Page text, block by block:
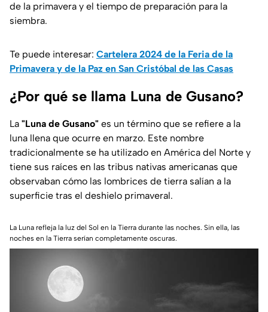
de la primavera y el tiempo de preparación para la
siembra.
Te puede interesar: Cartelera 2024 de la Feria de la
Primavera y de la Paz en San Cristóbal de las Casas
¿Por qué se llama Luna de Gusano?
La "Luna de Gusano" es un término que se refiere a la
luna llena que ocurre en marzo. Este nombre
tradicionalmente se ha utilizado en América del Norte y
tiene sus raíces en las tribus nativas americanas que
observaban cómo las lombrices de tierra salían a la
superficie tras el deshielo primaveral.
La Luna refleja la luz del Sol en la Tierra durante las noches. Sin ella, las
noches en la Tierra serían completamente oscuras.